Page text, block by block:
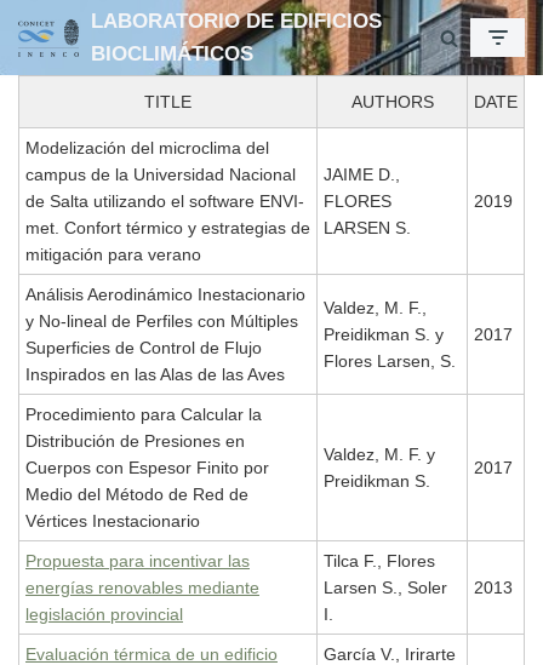
contenido
LABORATORIO DE EDIFICIOS
BIOCLIMÁTICOS
TITLE AUTHORS DATE
Modelización del microclima del
campus de la Universidad Nacional
de Salta utilizando el software ENVI-
met. Confort térmico y estrategias de
mitigación para verano
JAIME D.,
FLORES
LARSEN S.
2019
Análisis Aerodinámico Inestacionario
y No-lineal de Perfiles con Múltiples
Superficies de Control de Flujo
Inspirados en las Alas de las Aves
Valdez, M. F.,
Preidikman S. y
Flores Larsen, S.
2017
Procedimiento para Calcular la
Distribución de Presiones en
Cuerpos con Espesor Finito por
Medio del Método de Red de
Vértices Inestacionario
Valdez, M. F. y
Preidikman S.
2017
Propuesta para incentivar las
energías renovables mediante
legislación provincial
Tilca F., Flores
Larsen S., Soler
I.
2013
Evaluación térmica de un edificio
García V., Irirarte